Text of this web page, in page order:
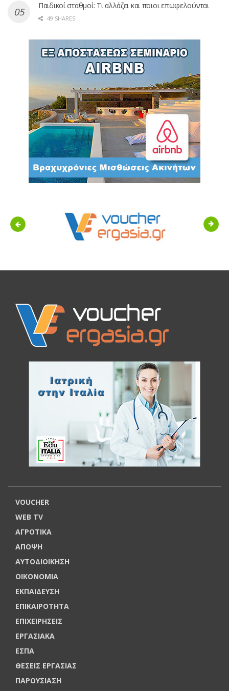
Παιδικοί σταθμοί: Τι αλλάζει και ποιοι επωφελούνται
49 SHARES
Previous Next
VOUCHER
WEB TV
ΑΓΡΟΤΙΚΑ
ΑΠΟΨΗ
ΑΥΤΟΔΙΟΙΚΗΣΗ
ΟΙΚΟΝΟΜΙΑ
ΕΚΠΑΙΔΕΥΣΗ
ΕΠΙΚΑΙΡΟΤΗΤΑ
ΕΠΙΧΕΙΡΗΣΕΙΣ
ΕΡΓΑΣΙΑΚΑ
ΕΣΠΑ
ΘΕΣΕΙΣ ΕΡΓΑΣΙΑΣ
ΠΑΡΟΥΣΙΑΣΗ